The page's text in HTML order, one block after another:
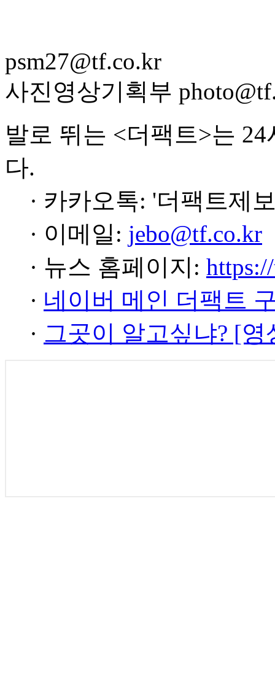
psm27@tf.co.kr
사진영상기획부
발로 뛰는 <더팩트>는
다.
· 카카오톡: '더팩트제
· 이메일: jebo@tf.co.kr
· 뉴스 홈페이지:
· 네이버 메인 더팩트
· 그곳이 알고싶냐? [